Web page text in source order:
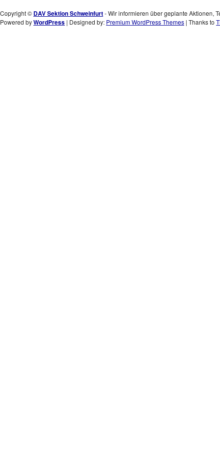
Copyright © DAV Sektion Schweinfurt- Wir informieren über geplante Aktionen,
Powered byWordPress | Designed by: Premium WordPress Themes | Thanks to